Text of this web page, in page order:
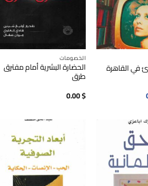
القاهرة
السعر
الحالي
0.00$.
الخصومات
الحضارة البشرية أمام مفترق
طرق
0.00$